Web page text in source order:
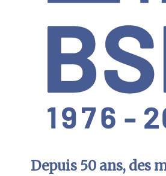
Depuis 50 ans, des